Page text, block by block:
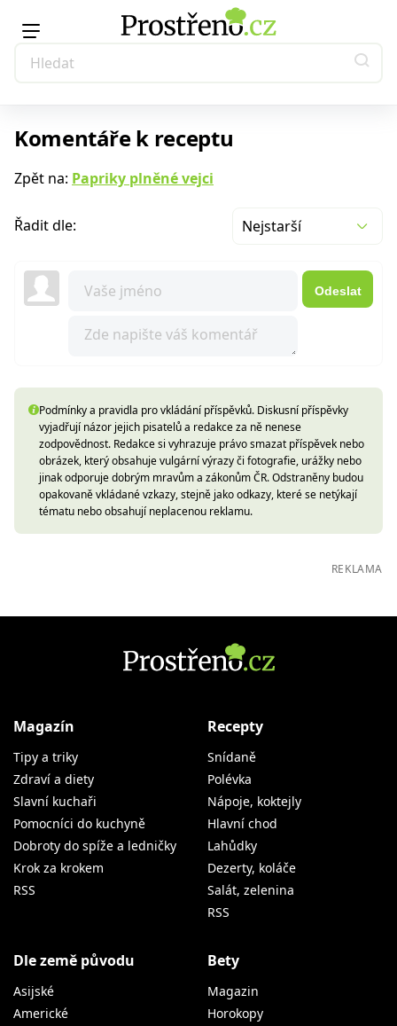
Komentáře k receptu
Zpět na: Papriky plněné vejci
Řadit dle: Nejstarší
Odeslat
Podmínky a pravidla pro vkládání příspěvků. Diskusní příspěvky
vyjadřují názor jejich pisatelů a redakce za ně nenese
zodpovědnost. Redakce si vyhrazuje právo smazat příspěvek nebo
obrázek, který obsahuje vulgární výrazy či fotografie, urážky nebo
jinak odporuje dobrým mravům a zákonům ČR. Odstraněny budou
opakovaně vkládané vzkazy, stejně jako odkazy, které se netýkají
tématu nebo obsahují neplacenou reklamu.
REKLAMA
Magazín
Tipy a triky
Zdraví a diety
Slavní kuchaři
Pomocníci do kuchyně
Dobroty do spíže a ledničky
Krok za krokem
RSS
Recepty
Snídaně
Polévka
Nápoje, koktejly
Hlavní chod
Lahůdky
Dezerty, koláče
Salát, zelenina
RSS
Dle země původu
Asijské
Americké
Bety
Magazin
Horokopy